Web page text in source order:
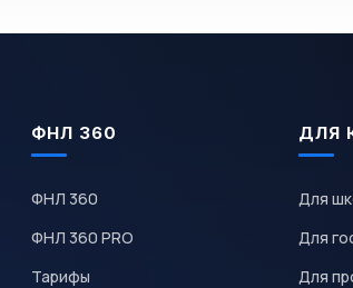
ФНЛ 360
ФНЛ 360
ФНЛ 360 PRO
Тарифы
ДЛЯ
Для
Для
Для